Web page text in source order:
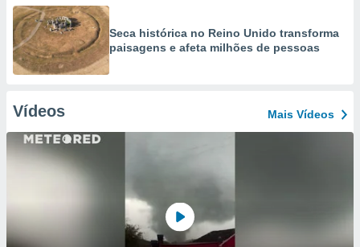
Seca histórica no Reino Unido transforma
paisagens e afeta milhões de pessoas
Vídeos Mais Vídeos